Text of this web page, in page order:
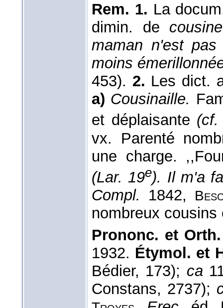
Rem. 1. La
dimin. de cousine
maman n'est
moins
453). 2. Les dict.
a) Cousinaille.
et déplaisante
vx. Parenté
une charge.
(Lar. 19e). Il m'a
Compl.
1842,
nombreux cousins
Prononc. et
1932. Étymol. et
Bédier, 173); ca
Constans, 2737);